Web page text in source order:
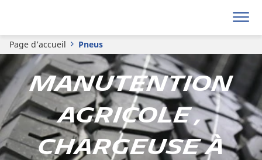
Page d’accueil Pneus
Manutention
agricole ,
Chargeuse à